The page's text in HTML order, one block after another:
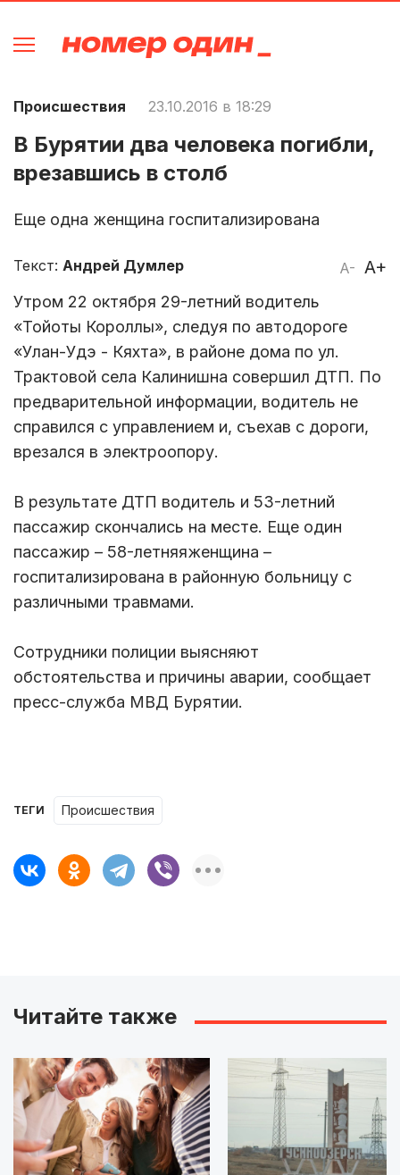
Происшествия 23.10.2016 в 18:29
В Бурятии два человека погибли,
врезавшись в столб
Еще одна женщина госпитализирована
A- A+
Текст: Андрей Думлер
Утром 22 октября 29-летний водитель
«Тойоты Короллы», следуя по автодороге
«Улан-Удэ - Кяхта», в районе дома по ул.
Трактовой села Калинишна совершил ДТП. По
предварительной информации, водитель не
справился с управлением и, съехав с дороги,
врезался в электроопору.
В результате ДТП водитель и 53-летний
пассажир скончались на месте. Еще один
пассажир – 58-летняяженщина –
госпитализирована в районную больницу с
различными травмами.
Сотрудники полиции выясняют
обстоятельства и причины аварии, сообщает
пресс-служба МВД Бурятии.
ТЕГИ происшествия
Читайте также